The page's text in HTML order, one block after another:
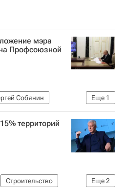
мэра
Профсоюзной
Еще 1
Собянин
территорий
Еще2
Строительство